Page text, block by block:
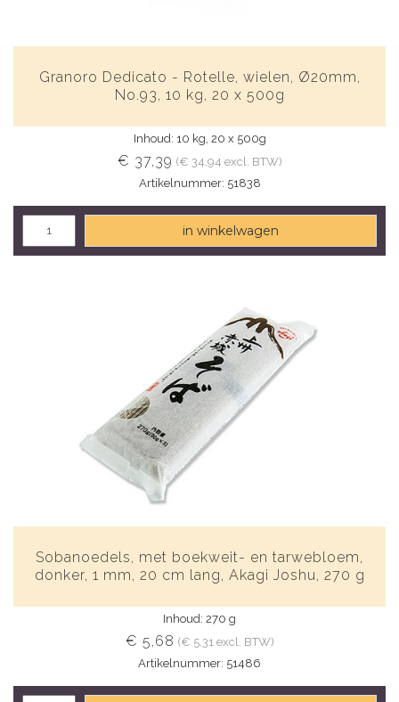
Granoro Dedicato - Rotelle, wielen, Ø20mm,
No.93, 10 kg, 20 x 500g
Inhoud: 10 kg, 20 x 500g
€ 37,39 (€ 34,94 excl. BTW)
Artikelnummer: 51838
in winkelwagen
Sobanoedels, met boekweit- en tarwebloem,
donker, 1 mm, 20 cm lang, Akagi Joshu, 270 g
Inhoud: 270 g
€ 5,68 (€ 5,31 excl. BTW)
Artikelnummer: 51486